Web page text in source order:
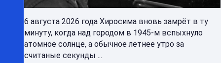
6 августа 2026 года Хиросима вновь замрёт в ту
минуту, когда над городом в 1945-м вспыхнуло
атомное солнце, а обычное летнее утро за
считаные секунды ...